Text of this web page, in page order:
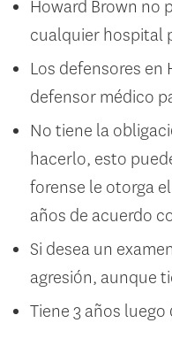
Howard Brown no
cualquier hospital
Los defensores
defensor médico
No tiene la
hacerlo, esto
forense le otorga
años de acuerdo
Si desea un
agresión, aunque
Tiene 3 años